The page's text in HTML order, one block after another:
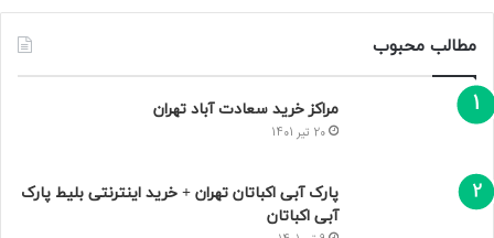
مطالب محبوب
مراکز خرید سعادت‌ آباد تهران
20 تیر 1401
پارک آبی اکباتان تهران + خرید اینترنتی بلیط پارک
آبی اکباتان